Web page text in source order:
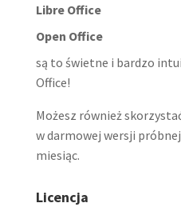
Libre Office
Open Office
są to świetne i bardzo
Office!
Możesz również
w darmowej wersji
miesiąc.
Licencja